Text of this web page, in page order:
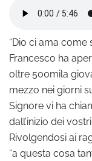
“Dio ci ama come
Francesco ha
oltre 500mila
mezzo nei giorni
Signore vi ha
dall’inizio dei
Rivolgendosi ai
“a questa cosa